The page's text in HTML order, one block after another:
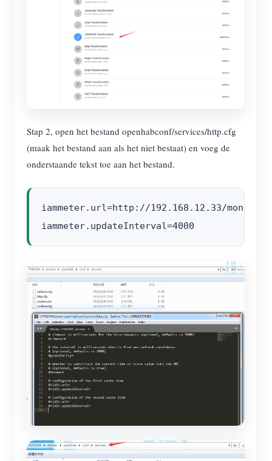
Stap 2, open het bestand openhabconf/services/http.cfg
(maak het bestand aan als het niet bestaat) en voeg de
onderstaande tekst toe aan het bestand.
iammeter.url=http://192.168.12.33/